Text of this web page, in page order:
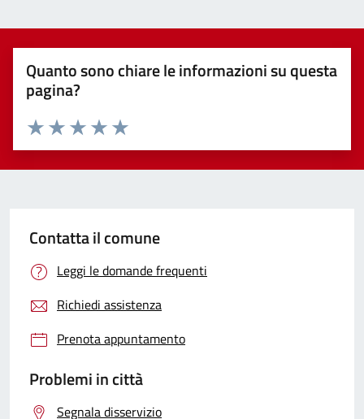
Quanto sono chiare le informazioni su questa
pagina?
Valuta 5 stelle su 5
Valuta 4 stelle su 5
Valuta 3 stelle su 5
Valuta 2 stelle su 5
Valuta 1 stelle su 5
Contatta il comune
Leggi le domande frequenti
Richiedi assistenza
Prenota appuntamento
Problemi in città
Segnala disservizio